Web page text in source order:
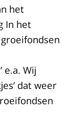
het
In het
e.a. Wij
dat weer